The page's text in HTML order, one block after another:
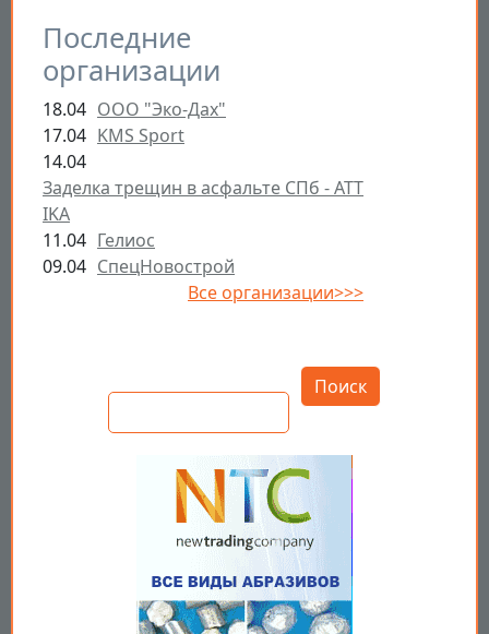
Последние
организации
18.04 ООО "Эко-Дах"
17.04 KMS Sport
14.04
Заделка трещин в асфальте СПб - ATT
IKA
11.04 Гелиос
09.04 СпецНовострой
Все организации>>>